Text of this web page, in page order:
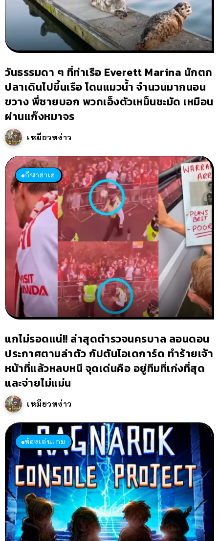
วันธรรมดา ๆ ที่ท่าเรือ Everett Marina นักตก
ปลาเดินไปขึ้นเรือ โดนแมวน้ำ จำนวนมากนอน
ขวาง พี่ชายบอก พวกเอ็งตัวเหม็นชะมัด เหมือน
ผ่านแก๊งหมาจร
เหมียวหง่าว
กีฬาฮาเฮ
แกไม่รอดแน่!! ล่าสุดตำรวจนครบาล ลอนดอน
ประกาศตามล่าตัว กัปตันโอเดการ์ด ทำร้ายเจ้า
หน้าที่แล้วหลบหนี จุดเด่นคือ อยู่ทีมที่เก่งที่สุด
และจ่ายไม่แม่น
เหมียวหง่าว
ห้องเล่นเกม